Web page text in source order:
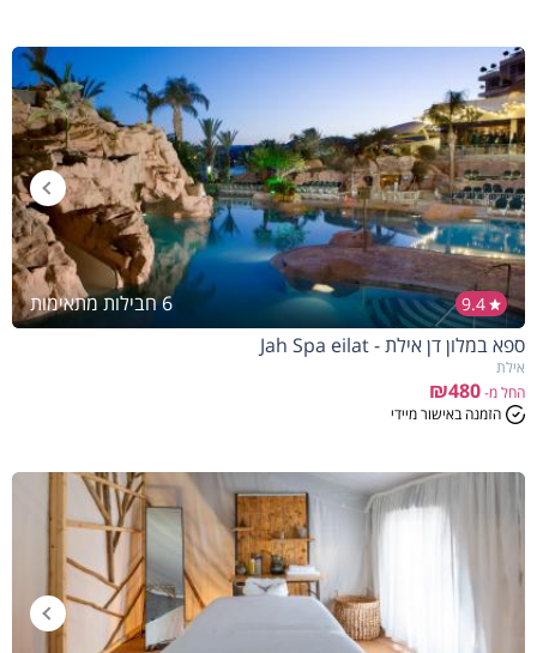
9.4
6 חבילות מתאימות
ספא במלון דן אילת - Jah Spa eilat
אילת
החל מ-₪480
הזמנה באישור מיידי